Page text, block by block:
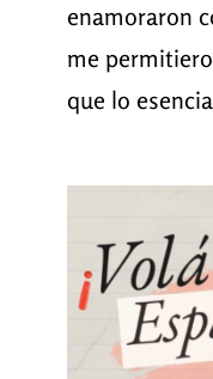
enamoraron
me
que lo